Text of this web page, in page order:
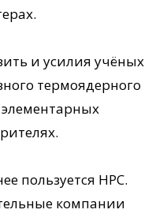
и усилия учёных
термоядерного
пользуется НРС.
компании